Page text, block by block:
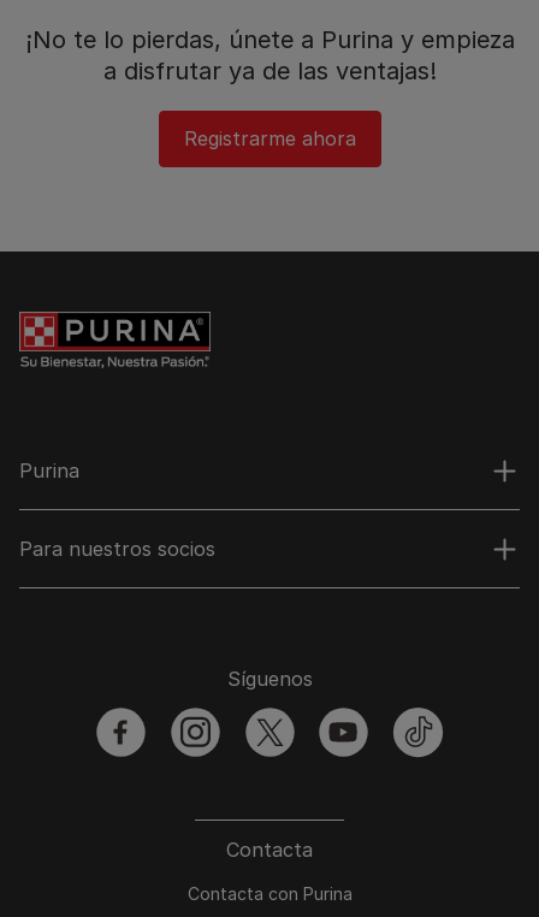
¡No te lo pierdas, únete a Purina y empieza
a disfrutar ya de las ventajas!​
Registrarme ahora
Purina
Para nuestros socios
Contacta
Contacta con Purina
Síguenos
facebookinstagramtwitter youtubetiktok